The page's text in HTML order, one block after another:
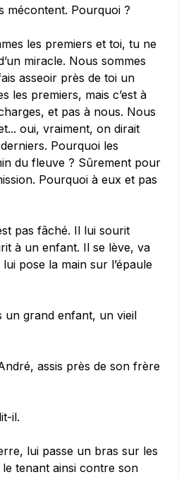
mécontent. Pourquoi ?
les premiers et toi, tu ne
miracle. Nous sommes
asseoir près de toi un
les premiers, mais c’est à
et pas à nous. Nous
oui, vraiment, on dirait
Pourquoi les
du fleuve ? Sûrement pour
Pourquoi à eux et pas
pas fâché. Il lui sourit
à un enfant. Il se lève, va
pose la main sur l’épaule
un grand enfant, un vieil
assis près de son frère
il.
lui passe un bras sur les
tenant ainsi contre son